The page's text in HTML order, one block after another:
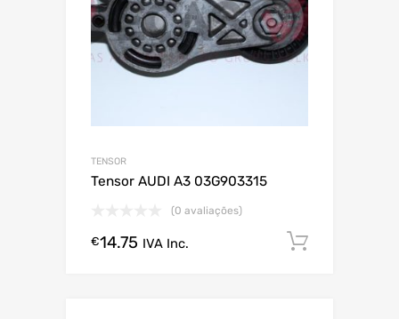
TENSOR
Tensor AUDI A3 03G903315
(0 avaliações)
€14.75 IVA Inc.